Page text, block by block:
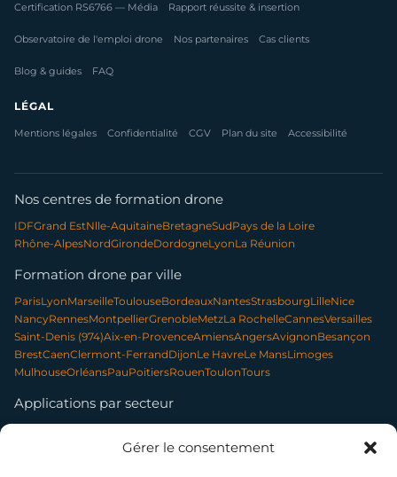
Gérer le consentement
Certification RS6766 — Média Rapport réussite & insertion
Observatoire de l'emploi drone Nos partenaires Cas clients
Blog & guides FAQ
LÉGAL
Mentions légales Confidentialité CGV Plan du site Accessibilité
Nos centres de formation drone
IDFGrand EstNlle-AquitaineBretagneSudPays de la Loire
Rhône-AlpesNordGirondeDordogneLyonLa Réunion
Formation drone par ville
ParisLyonMarseilleToulouseBordeauxNantesStrasbourgLilleNice
NancyRennesMontpellierGrenobleMetzLa RochelleCannesVersailles
Saint-Denis (974)Aix-en-ProvenceAmiensAngersAvignonBesançon
BrestCaenClermont-FerrandDijonLe HavreLe MansLimoges
MulhouseOrléansPauPoitiersRouenToulonTours
Applications par secteur
Événementiel & tourismeForêt & environnement